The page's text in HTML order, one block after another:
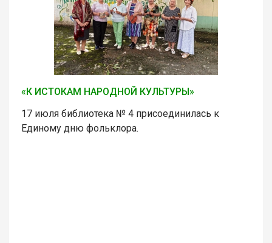
«К ИСТОКАМ НАРОДНОЙ КУЛЬТУРЫ»
17 июля библиотека № 4 присоединилась к
Единому дню фольклора.